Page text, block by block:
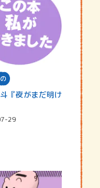
『夜がまだ明け
29